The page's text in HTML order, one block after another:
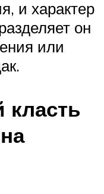
и характер
он
или
класть